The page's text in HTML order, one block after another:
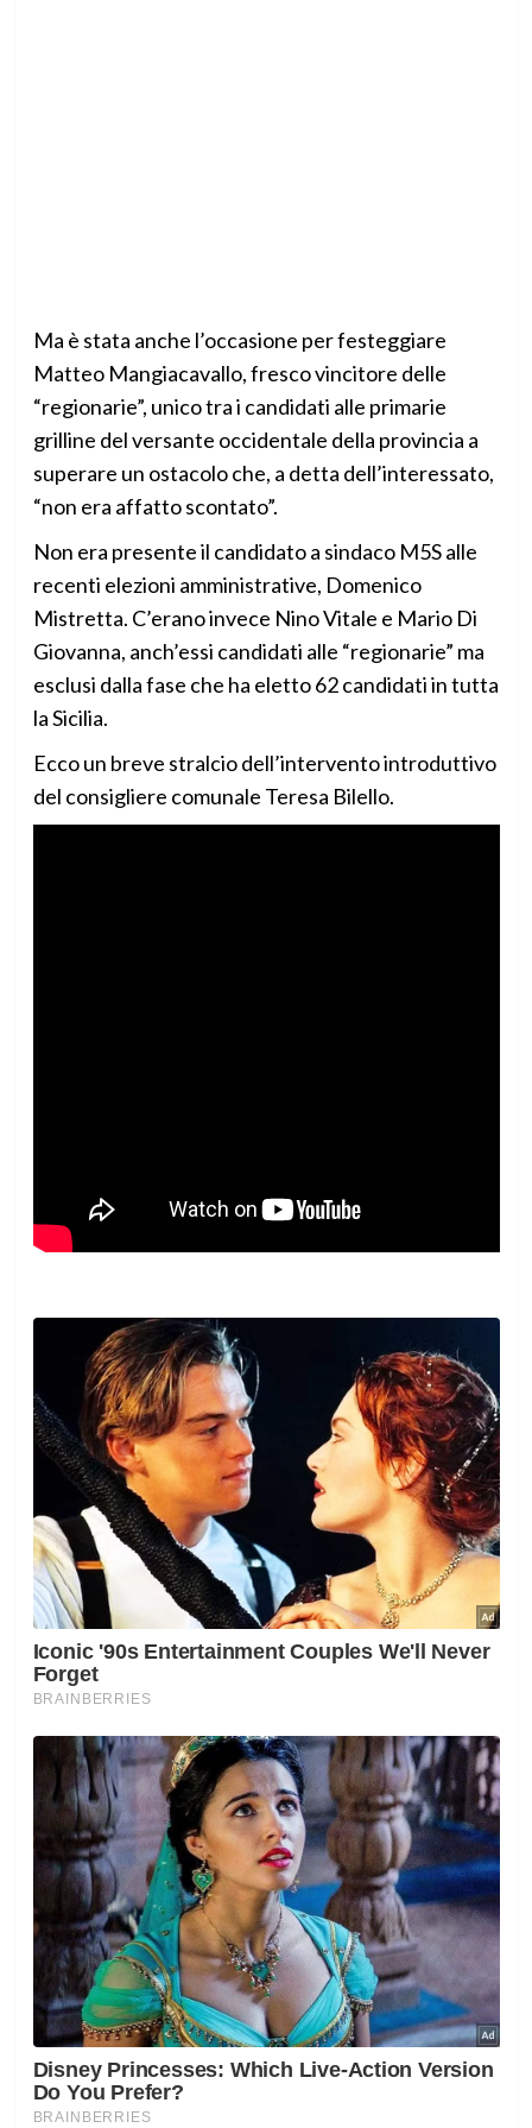
Ma è stata anche l’occasione per festeggiare
Matteo Mangiacavallo, fresco vincitore delle
“regionarie”, unico tra i candidati alle primarie
grilline del versante occidentale della provincia a
superare un ostacolo che, a detta dell’interessato,
“non era affatto scontato”.
Non era presente il candidato a sindaco M5S alle
recenti elezioni amministrative, Domenico
Mistretta. C’erano invece Nino Vitale e Mario Di
Giovanna, anch’essi candidati alle “regionarie” ma
esclusi dalla fase che ha eletto 62 candidati in tutta
la Sicilia.
Ecco un breve stralcio dell’intervento introduttivo
del consigliere comunale Teresa Bilello.